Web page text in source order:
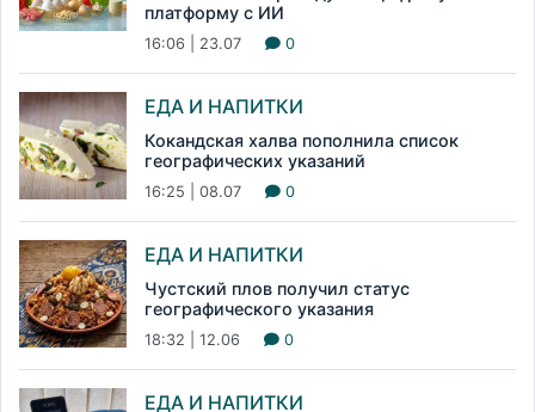
платформу с ИИ
16:06 | 23.07 0
ЕДА И НАПИТКИ
Кокандская халва пополнила список
географических указаний
16:25 | 08.07 0
ЕДА И НАПИТКИ
Чустский плов получил статус
географического указания
18:32 | 12.06 0
ЕДА И НАПИТКИ